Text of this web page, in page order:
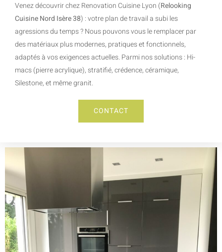
Venez découvrir chez Renovation Cuisine Lyon (Relooking
Cuisine Nord Isère 38) : votre plan de travail a subi les
agressions du temps ? Nous pouvons vous le remplacer par
des matériaux plus modernes, pratiques et fonctionnels,
adaptés à vos exigences actuelles. Parmi nos solutions : Hi-
macs (pierre acrylique), stratifié, crédence, céramique,
Silestone, et même granit.
CONTACT